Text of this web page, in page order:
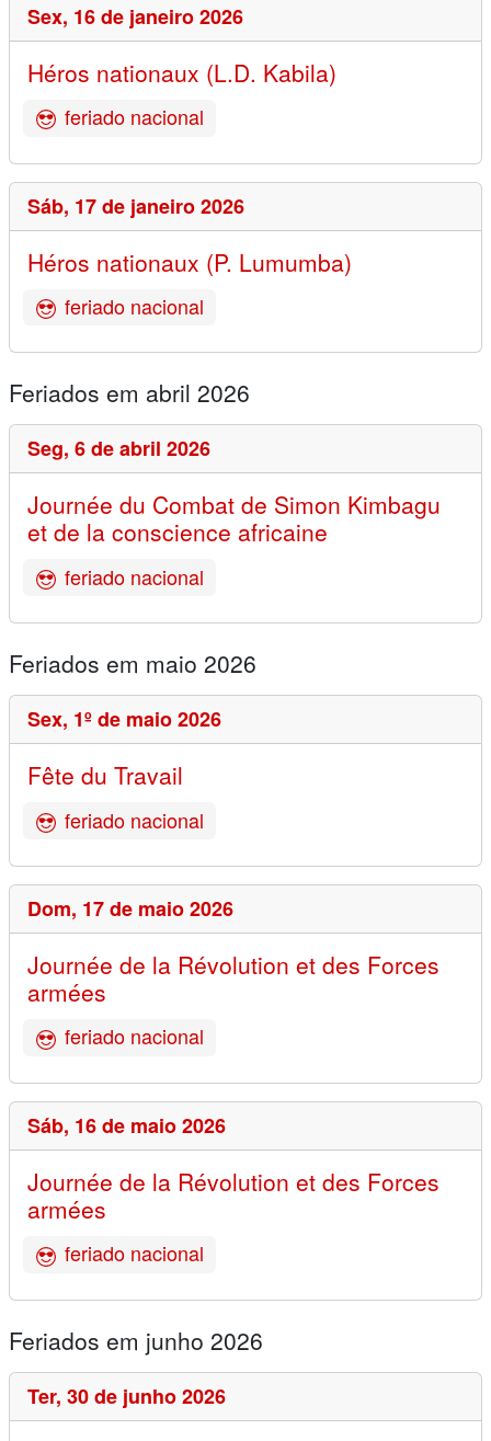
Sex, 16 de janeiro 2026
Héros nationaux (L.D. Kabila)
feriado nacional
Sáb, 17 de janeiro 2026
Héros nationaux (P. Lumumba)
feriado nacional
Feriados em abril 2026
Seg, 6 de abril 2026
Journée du Combat de Simon Kimbagu
et de la conscience africaine
feriado nacional
Feriados em maio 2026
Sex, 1º de maio 2026
Fête du Travail
feriado nacional
Dom, 17 de maio 2026
Journée de la Révolution et des Forces
armées
feriado nacional
Sáb, 16 de maio 2026
Journée de la Révolution et des Forces
armées
feriado nacional
Feriados em junho 2026
Ter, 30 de junho 2026